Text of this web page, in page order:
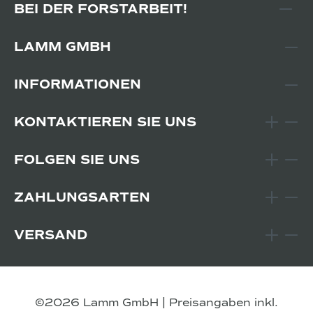
BEI DER FORSTARBEIT!
LAMM GMBH
INFORMATIONEN
KONTAKTIEREN SIE UNS
FOLGEN SIE UNS
ZAHLUNGSARTEN
VERSAND
©2026 Lamm GmbH | Preisangaben inkl.